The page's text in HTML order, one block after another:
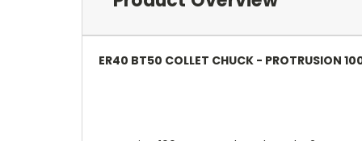
ER40 BT50 COLLET CHUCK - PROTRUSION